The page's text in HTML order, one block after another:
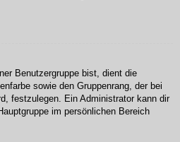
Benutzergruppe bist, dient die
sowie den Gruppenrang, der bei
festzulegen. Ein Administrator kann dir
im persönlichen Bereich